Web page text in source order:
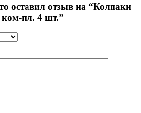
оставил отзыв на “Колпаки
пл. 4 шт.”